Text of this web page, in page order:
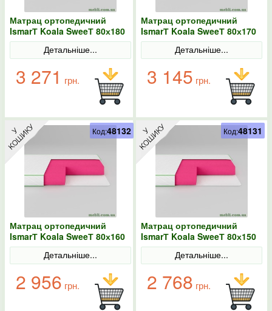
Матрац ортопедичний
IsmarТ Koala SweeТ 80х180
безпружинний
Детальніше...
3 271 грн.
Матрац ортопедичний
IsmarТ Koala SweeТ 80х170
безпружинний
Детальніше...
3 145 грн.
Матрац ортопедичний
IsmarТ Koala SweeТ 80х160
безпружинний
Детальніше...
2 956 грн.
Код:48132
Матрац ортопедичний
IsmarТ Koala SweeТ 80х150
безпружинний
Детальніше...
2 768 грн.
Код:48131